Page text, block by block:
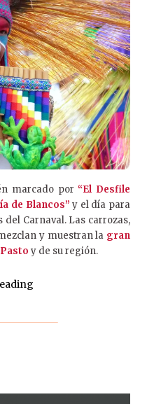
marcado por“El Desfile
de Blancos” y el día para
Carnaval. Las carrozas,
y muestran la gran
y de su región.